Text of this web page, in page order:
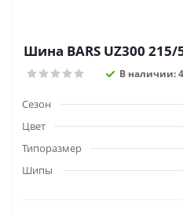
Шина BARS UZ300
В наличии:
Сезон
Цвет
Типоразмер
Шипы